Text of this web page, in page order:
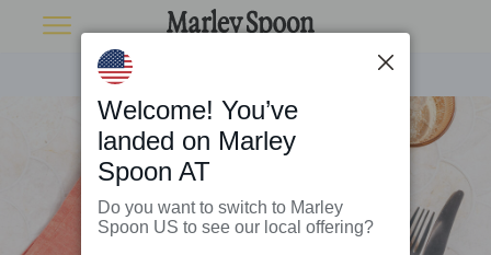
Welcome! You’ve
landed on Marley
Spoon AT
Do you want to switch to Marley
Spoon US to see our local offering?